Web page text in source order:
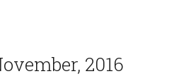
2016